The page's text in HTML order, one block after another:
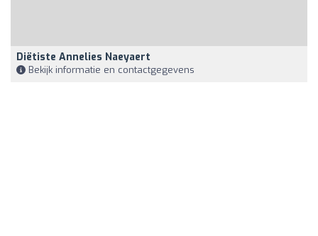
Diëtiste Annelies Naeyaert
Bekijk informatie en contactgegevens